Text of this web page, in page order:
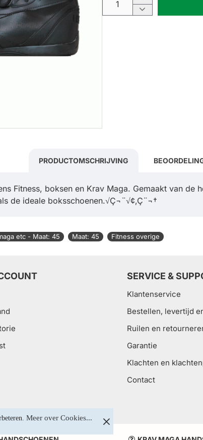
Meer over Cookies...
PRODUCTOMSCHRIJVING
Fitness, boksen en Krav Maga. Gemaakt van
de ideale boksschoenen.√Ç¬¨√¢‚Ç¨¬†
etc - Maat: 45 Maat: 45 Fitness overige
SERVICE &
Klantenservice
Bestellen, levertijd
Ruilen en
Garantie
Klachten en
Contact